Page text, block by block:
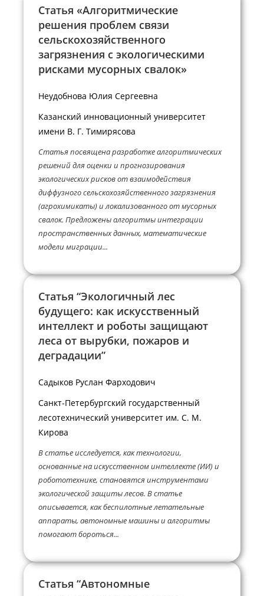
Статья «Алгоритмические
решения проблем связи
сельскохозяйственного
загрязнения с экологическими
рисками мусорных свалок»
Неудобнова Юлия Сергеевна
Казанский инновационный университет
имени В. Г. Тимирясова
Статья посвящена разработке алгоритмических
решений для оценки и прогнозирования
экологических рисков от взаимодействия
диффузного сельскохозяйственного загрязнения
(агрохимикаты) и локализованного от мусорных
свалок. Предложены алгоритмы интеграции
пространственных данных, математические
модели миграции...
Статья “Экологичный лес
будущего: как искусственный
интеллект и роботы защищают
леса от вырубки, пожаров и
деградации”
Садыков Руслан Фарходович
Санкт-Петербургский государственный
лесотехнический университет им. С. М.
Кирова
В статье исследуется, как технологии,
основанные на искусственном интеллекте (ИИ) и
робототехнике, становятся инструментами
экологической защиты лесов. В статье
описывается, как беспилотные летательные
аппараты, автономные машины и алгоритмы
помогают бороться...
Статья “Автономные